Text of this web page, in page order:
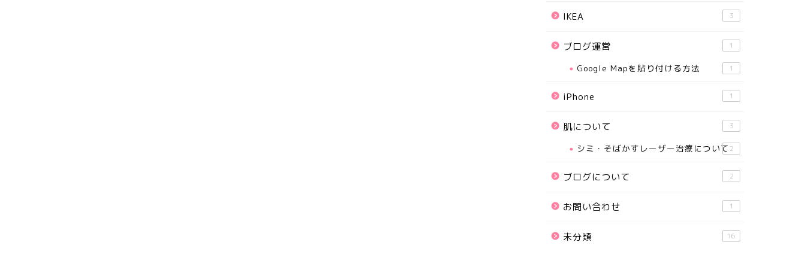
IKEA 3
ブログ運営 1
Google Mapを貼り付ける方法 1
iPhone 1
肌について 3
シミ・そばかすレーザー治療について 2
ブログについて 2
お問い合わせ 1
未分類 16